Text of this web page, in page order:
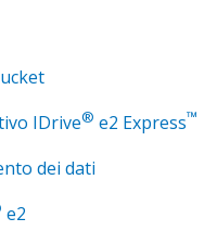
IDrive® e2 Express™
dei dati
e2